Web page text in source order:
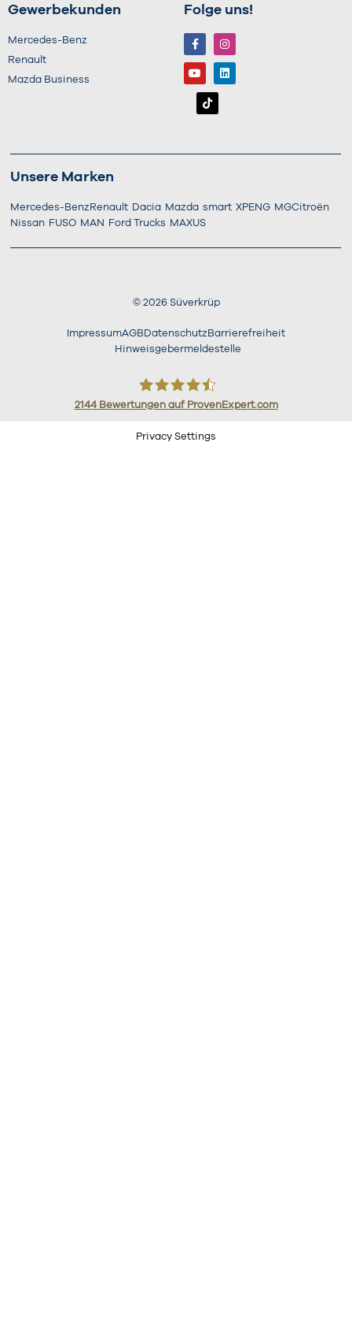
Gewerbekunden
Mercedes-Benz
Renault
Mazda Business
Folge uns!
Unsere Marken
Mercedes-Benz Renault Dacia Mazda smart XPENG MGCitroën
Nissan FUSO MAN Ford Trucks MAXUS
© 2026Süverkrüp
ImpressumAGB Datenschutz Barrierefreiheit
Hinweisgebermeldestelle
Süverkrüp
2144Bewertungen auf ProvenExpert.com
Privacy Settings